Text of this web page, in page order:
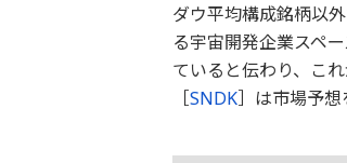
ダウ平均構成銘柄以
る宇宙開発企業スペ
ていると伝わり、こ
［SNDK］は市場予想